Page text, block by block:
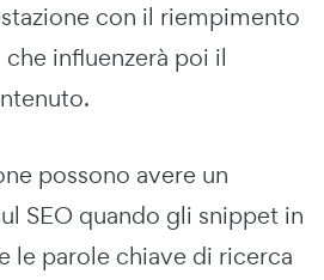
con il riempimento
influenzerà poi il
possono avere un
SEO quando gli snippet in
le parole chiave di ricerca